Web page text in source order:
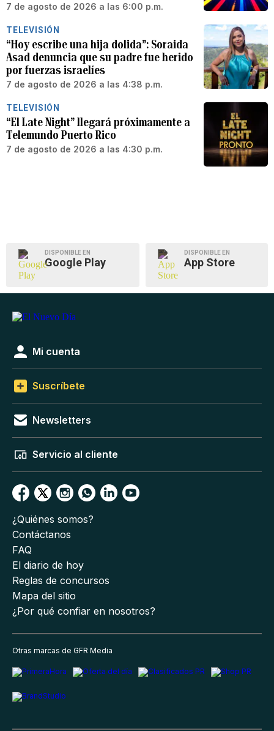
7 de agosto de 2026 a las 6:00 p.m.
TELEVISIÓN
“Hoy escribe una hija dolida”: Soraida
Asad denuncia que su padre fue herido
por fuerzas israelíes
7 de agosto de 2026 a las 4:38 p.m.
TELEVISIÓN
“El Late Night” llegará próximamente a
Telemundo Puerto Rico
7 de agosto de 2026 a las 4:30 p.m.
DISPONIBLE EN
Google Play
DISPONIBLE EN
App Store
Mi cuenta
Suscríbete
Newsletters
Servicio al cliente
¿Quiénes somos?
Contáctanos
FAQ
El diario de hoy
Reglas de concursos
Mapa del sitio
¿Por qué confiar en nosotros?
Otras marcas de GFR Media